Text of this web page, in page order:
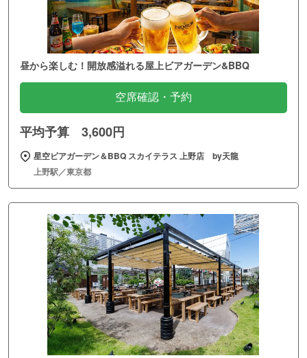
昼から楽しむ！開放感溢れる屋上ビアガーデン&BBQ
空席確認・予約
平均予算 3,600円
星空ビアガーデン＆BBQ スカイテラス 上野店 by天龍
上野駅／東京都